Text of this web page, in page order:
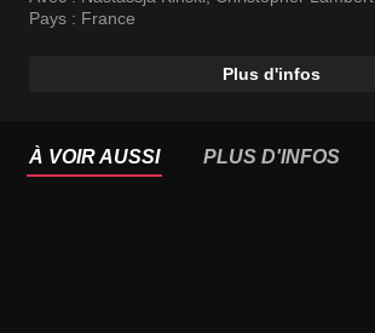
Audrey DeWilder
Pays : France
Plus d'infos
À VOIR AUSSI PLUS D'INFOS